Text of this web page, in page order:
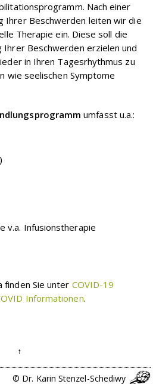
Nach einer
Ihrer Beschwerden leiten wir die
Therapie ein. Diese soll die
Ihrer Beschwerden erzielen und
in Ihren Tagesrhythmus zu
wie seelischen Symptome
umfasst u.a.:
v.a. Infusionstherapie
finden Sie unter COVID-19
Informationen.
© Dr. Karin Stenzel-Schediwy